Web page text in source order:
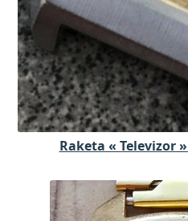
Raketa « Televizor